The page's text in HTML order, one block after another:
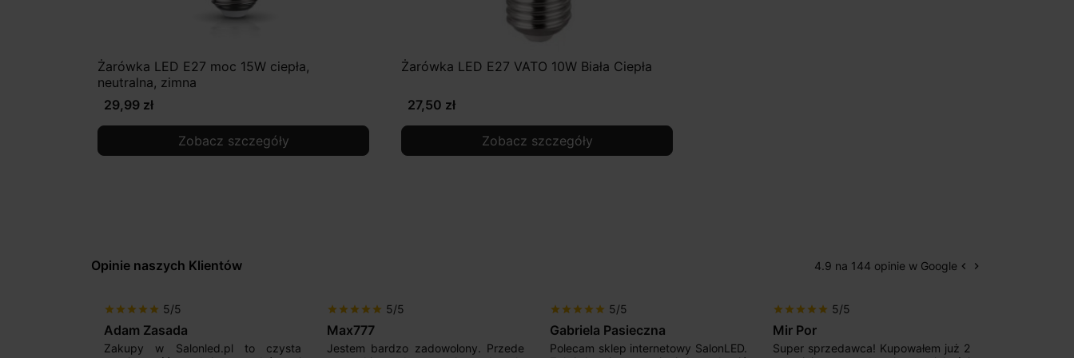
Żarówka LED E27 moc 15W ciepła,
neutralna, zimna
29,99 zł
Zobacz szczegóły
Żarówka LED E27 VATO 10W Biała Ciepła
27,50 zł
Zobacz szczegóły
Opinie naszych Klientów 4.9 na 144 opinie w Google Poprzedni
keyboard_arrow_left Następny
keyboard_arrow_right
5/5
Adam Zasada
Zakupy w Salonled.pl to czysta
5/5
Jestem bardzo zadowolony. Przede
5/5
Gabriela Pasieczna
Polecam sklep internetowy SalonLED.
5/5
Super sprzedawca! Kupowałem już 2
Szybka realizacja